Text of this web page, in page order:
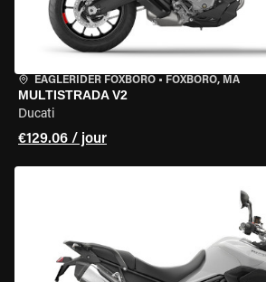
EAGLERIDER FOXBORO • FOXBORO, MA
MULTISTRADA V2
Ducati
€129.06 / jour